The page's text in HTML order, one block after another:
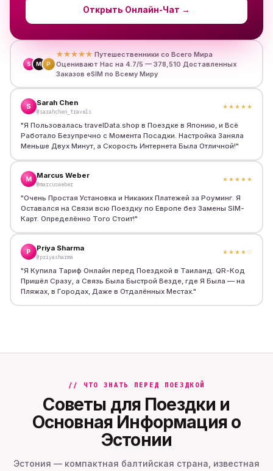
Открыть Онлайн-Чат →
S M P
★★★★★ Путешественники со Всего Мира
Оценивают Нас на 4.7/5 — 378,510 Доставленных
Заказов eSIM по Всему Миру
S Sarah Chen
@sarahchen_travels
★★★★★
"Я Пользовалась travelData.shop в Поездке в Японию, и Всё
Работало Безупречно с Момента Посадки. Настройка Заняла
Меньше Двух Минут, а Скорость Интернета Была Отличной!"
M Marcus Weber
@marcusweber
★★★★★
"Очень Простая Установка и Никаких Платежей за Роуминг. Я
Оставался на Связи всю Поездку по Европе без Замены SIM-
Карт. Определённо Того Стоит!"
P Priya Sharma
@priyasharma
★★★★ ☆
"Я Купила Тариф Онлайн перед Поездкой в Таиланд. QR-Код
Пришёл Сразу, а Связь Была Быстрой Везде, где Я Была — на
Пляжах, в Городах, Даже в Отдалённых Местах."
// ЧТО ЗНАТЬ ПЕРЕД ПОЕЗДКОЙ
Советы для Поездки и
Основная Информация о
Эстонии
Эстония — компактная балтийская страна, известная